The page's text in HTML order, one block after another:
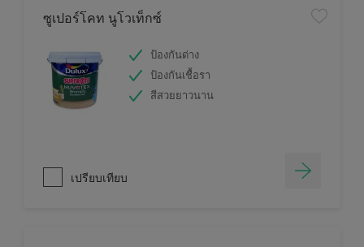
ซูเปอร์โคท นูโวเท็กซ์
ป้องกันด่าง
ป้องกันเชื้อรา
สีสวยยาวนาน
เปรียบเทียบ